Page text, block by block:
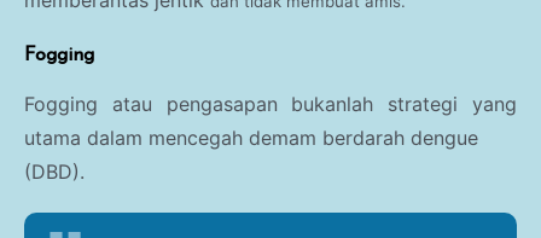
Fogging
Fogging atau pengasapan bukanlah strategi yang
utama dalam mencegah demam berdarah dengue
(DBD).